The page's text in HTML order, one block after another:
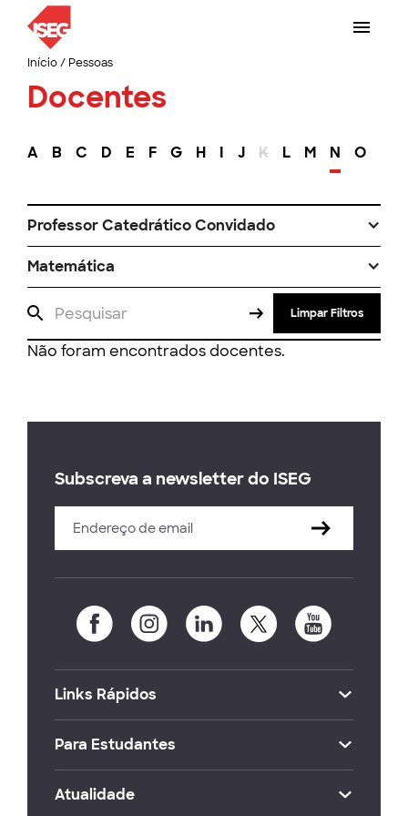
Início/ Pessoas
Docentes
A B C D E F G H I J K L M N O
Professor Catedrático Convidado
Matemática
Limpar Filtros
Não foram encontrados docentes.
Subscreva a newsletter do ISEG
Links Rápidos
Para Estudantes
Atualidade